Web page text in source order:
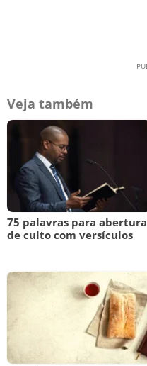
Veja também
75 palavras para abertura
de culto com versículos